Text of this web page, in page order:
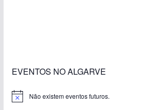
EVENTOS NO ALGARVE
Não existem eventos futuros.